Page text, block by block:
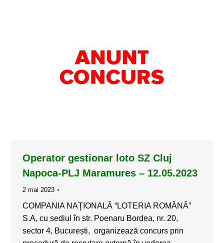
Operator gestionar loto SZ Cluj
Napoca-PLJ Maramures – 12.05.2023
2 mai 2023
COMPANIA NAŢIONALĂ “LOTERIA ROMÂNĂ”
S.A, cu sediul în str. Poenaru Bordea, nr. 20,
sector 4, București, organizează concurs prin